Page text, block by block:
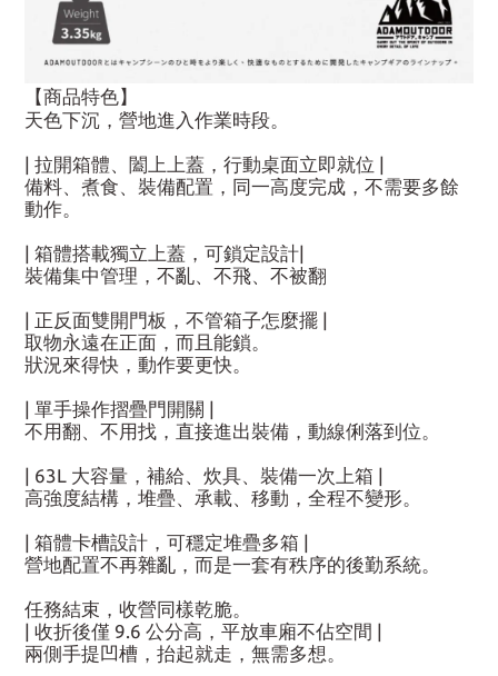
【商品特色】
天色下沉，營地進入作業時段。
| 拉開箱體、闔上上蓋，行動桌面立即就位 |
備料、煮食、裝備配置，同一高度完成，不需要多餘
動作。
| 箱體搭載獨立上蓋，可鎖定設計|
裝備集中管理，不亂、不飛、不被翻
| 正反面雙開門板，不管箱子怎麼擺 |
取物永遠在正面，而且能鎖。
狀況來得快，動作要更快。
| 單手操作摺疊門開關 |
不用翻、不用找，直接進出裝備，動線俐落到位。
| 63L 大容量，補給、炊具、裝備一次上箱 |
高強度結構，堆疊、承載、移動，全程不變形。
| 箱體卡槽設計，可穩定堆疊多箱 |
營地配置不再雜亂，而是一套有秩序的後勤系統。
任務結束，收營同樣乾脆。
| 收折後僅 9.6 公分高，平放車廂不佔空間 |
兩側手提凹槽，抬起就走，無需多想。